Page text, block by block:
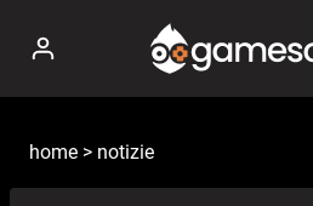
contenuto
home > notizie